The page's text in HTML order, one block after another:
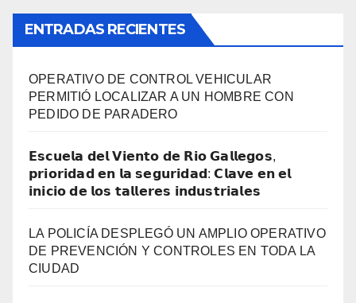
ENTRADAS RECIENTES
OPERATIVO DE CONTROL VEHICULAR
PERMITIÓ LOCALIZAR A UN HOMBRE CON
PEDIDO DE PARADERO
𝗘𝘀𝗰𝘂𝗲𝗹𝗮 𝗱𝗲𝗹 𝗩𝗶𝗲𝗻𝘁𝗼 𝗱𝗲 𝗥𝗶𝗼 𝗚𝗮𝗹𝗹𝗲𝗴𝗼𝘀,
𝗽𝗿𝗶𝗼𝗿𝗶𝗱𝗮𝗱 𝗲𝗻 𝗹𝗮 𝘀𝗲𝗴𝘂𝗿𝗶𝗱𝗮𝗱: 𝗖𝗹𝗮𝘃𝗲 𝗲𝗻 𝗲𝗹
𝗶𝗻𝗶𝗰𝗶𝗼 𝗱𝗲 𝗹𝗼𝘀 𝘁𝗮𝗹𝗹𝗲𝗿𝗲𝘀 𝗶𝗻𝗱𝘂𝘀𝘁𝗿𝗶𝗮𝗹𝗲𝘀
LA POLICÍA DESPLEGÓ UN AMPLIO OPERATIVO
DE PREVENCIÓN Y CONTROLES EN TODA LA
CIUDAD